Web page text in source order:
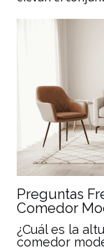
Preguntas
Comedor
¿Cuál es la
comedor